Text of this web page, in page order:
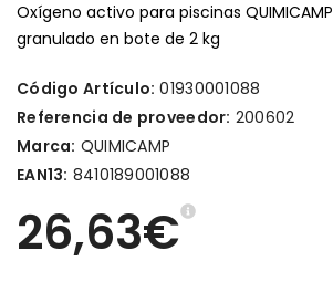
Oxígeno activo para piscinas QUIMICAMP
granulado en bote de 2 kg
Código Artículo: 01930001088
Referencia de proveedor: 200602
Marca: QUIMICAMP
EAN13: 8410189001088
26,63€